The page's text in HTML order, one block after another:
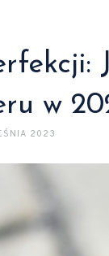
w
2023